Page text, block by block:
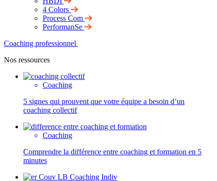
4 Colors
Process Com
PerformanSe
Coaching professionnel
Nos ressources
Coaching
5 signes qui prouvent que votre équipe a besoin d’un
coaching collectif
Coaching
Comprendre la différence entre coaching et formation en 5
minutes